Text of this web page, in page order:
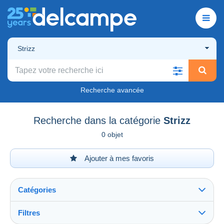
Strizz
Recherche avancée
Recherche dans la catégorie Strizz
0 objet
Ajouter à mes favoris
Catégories
Filtres